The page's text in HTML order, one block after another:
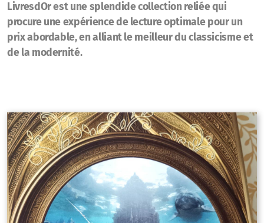
LivresdOr est une splendide collection reliée qui
procure une expérience de lecture optimale pour un
prix abordable, en alliant le meilleur du classicisme et
de la modernité.